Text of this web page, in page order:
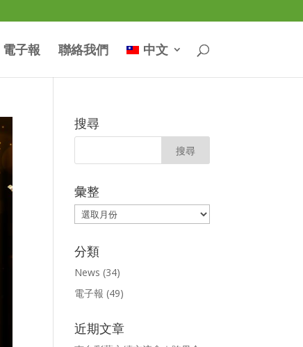
電子報 聯絡我們 中文
搜尋
彙整
彙
整
分類
News (34)
電子報 (49)
近期文章